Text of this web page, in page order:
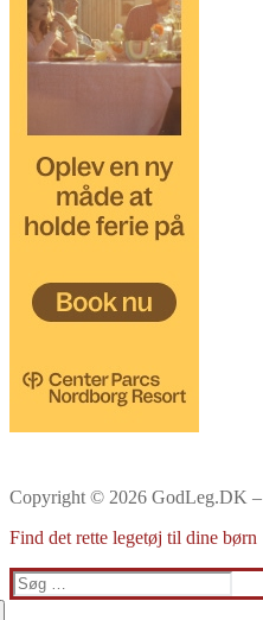
Copyright © 2026 GodLeg.DK –
Find det rette legetøj til dine børn
Søg
efter: